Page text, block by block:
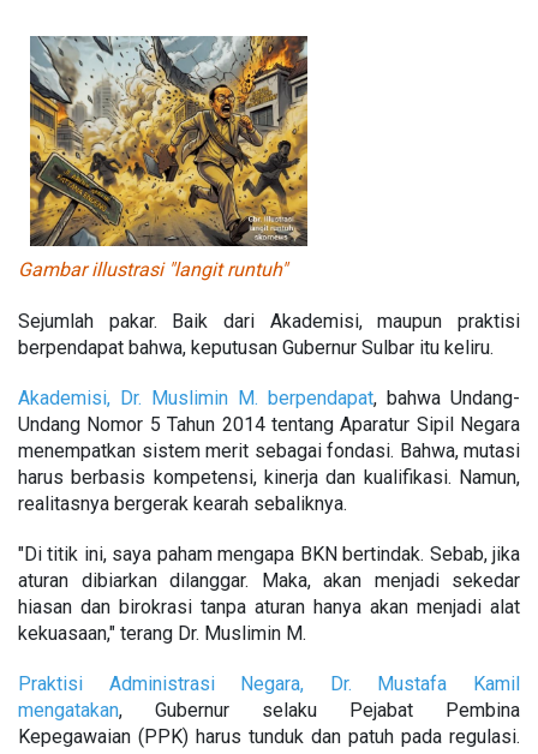
Gambar illustrasi "langit runtuh"
Sejumlah pakar. Baik dari Akademisi, maupun praktisi
berpendapat bahwa, keputusan Gubernur Sulbar itu keliru.
Akademisi, Dr. Muslimin M. berpendapat, bahwa Undang-
Undang Nomor 5 Tahun 2014 tentang Aparatur Sipil Negara
menempatkan sistem merit sebagai fondasi. Bahwa, mutasi
harus berbasis kompetensi, kinerja dan kualifikasi. Namun,
realitasnya bergerak kearah sebaliknya.
"Di titik ini, saya paham mengapa BKN bertindak. Sebab, jika
aturan dibiarkan dilanggar. Maka, akan menjadi sekedar
hiasan dan birokrasi tanpa aturan hanya akan menjadi alat
kekuasaan," terang Dr. Muslimin M.
Praktisi Administrasi Negara, Dr. Mustafa Kamil
mengatakan, Gubernur selaku Pejabat Pembina
Kepegawaian (PPK) harus tunduk dan patuh pada regulasi.